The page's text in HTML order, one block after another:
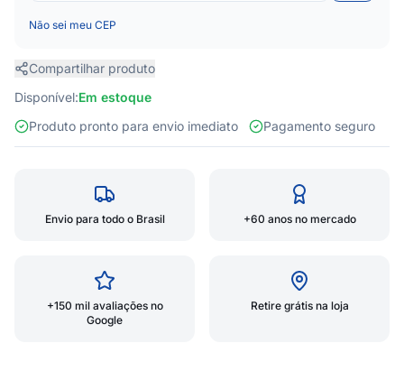
Não sei meu CEP
Compartilhar produto
Disponível:Em estoque
Produto pronto para envio imediato
Pagamento seguro
Envio para todo o Brasil +60 anos no mercado
+150 mil avaliações no
Google
Retire grátis na loja